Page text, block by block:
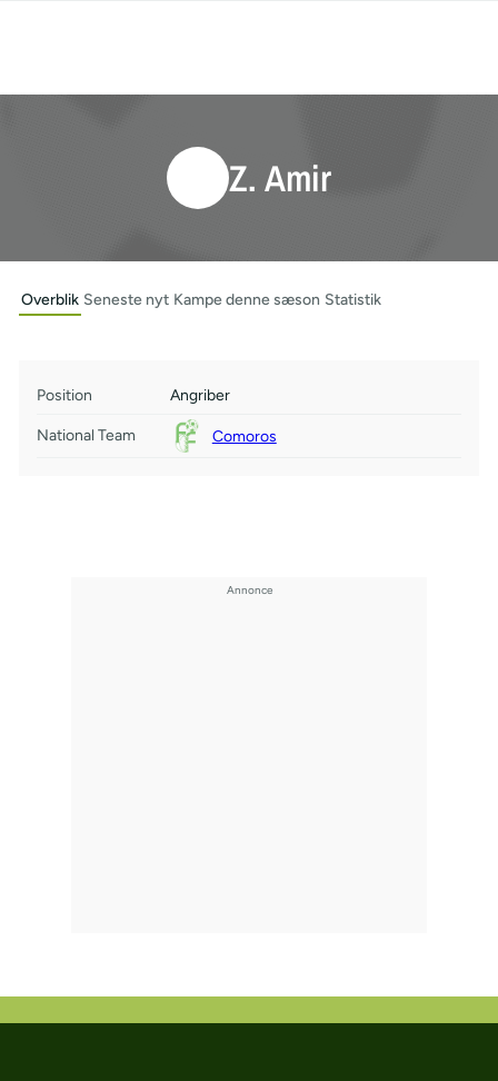
Z. Amir
Overblik Seneste nyt Kampe denne sæson Statistik
Position Angriber
National Team Comoros